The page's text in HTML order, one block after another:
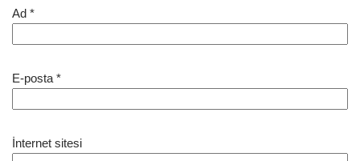
Ad *
E-posta *
İnternet sitesi